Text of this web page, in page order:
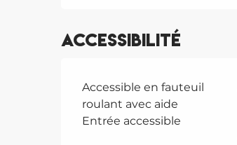
Accessibilité
Accessible en fauteuil
roulant avec aide
Entrée accessible